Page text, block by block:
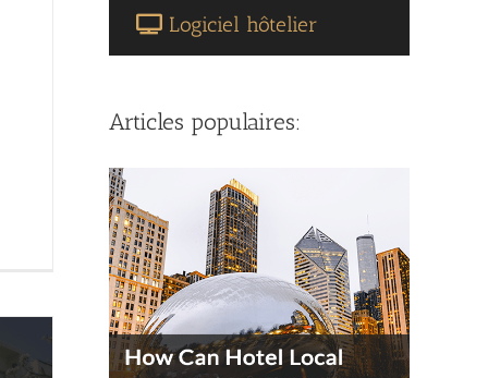
Logiciel hôtelier
Articles populaires: